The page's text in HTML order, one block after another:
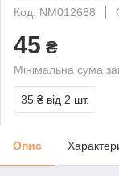
Код: NM012688
45 ₴
Мінімальна сума
35 ₴ від 2 шт.
Опис